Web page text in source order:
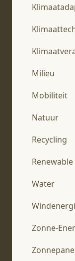
Milieu
Mobiliteit
Natuur
Recycling
Water
Zonne-